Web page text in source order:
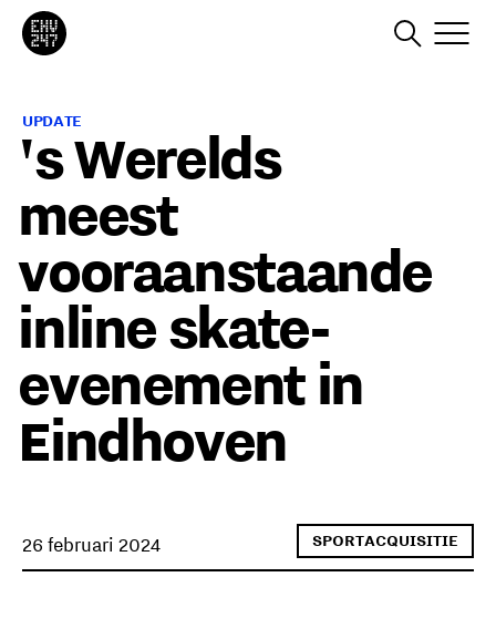
UPDATE
's Werelds
meest
vooraanstaande
inline skate-
evenement in
Eindhoven
26 februari 2024 SPORTACQUISITIE